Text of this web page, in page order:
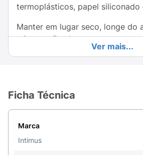
termoplásticos, papel siliconado
Manter em lugar seco, longe do
crianças. Produto para uso
inutilizar após o uso.
Cellulose, polypropylene,
termoplásticos, papel siliconado
Ver mais...
Ficha Técnica
Marca
Intimus